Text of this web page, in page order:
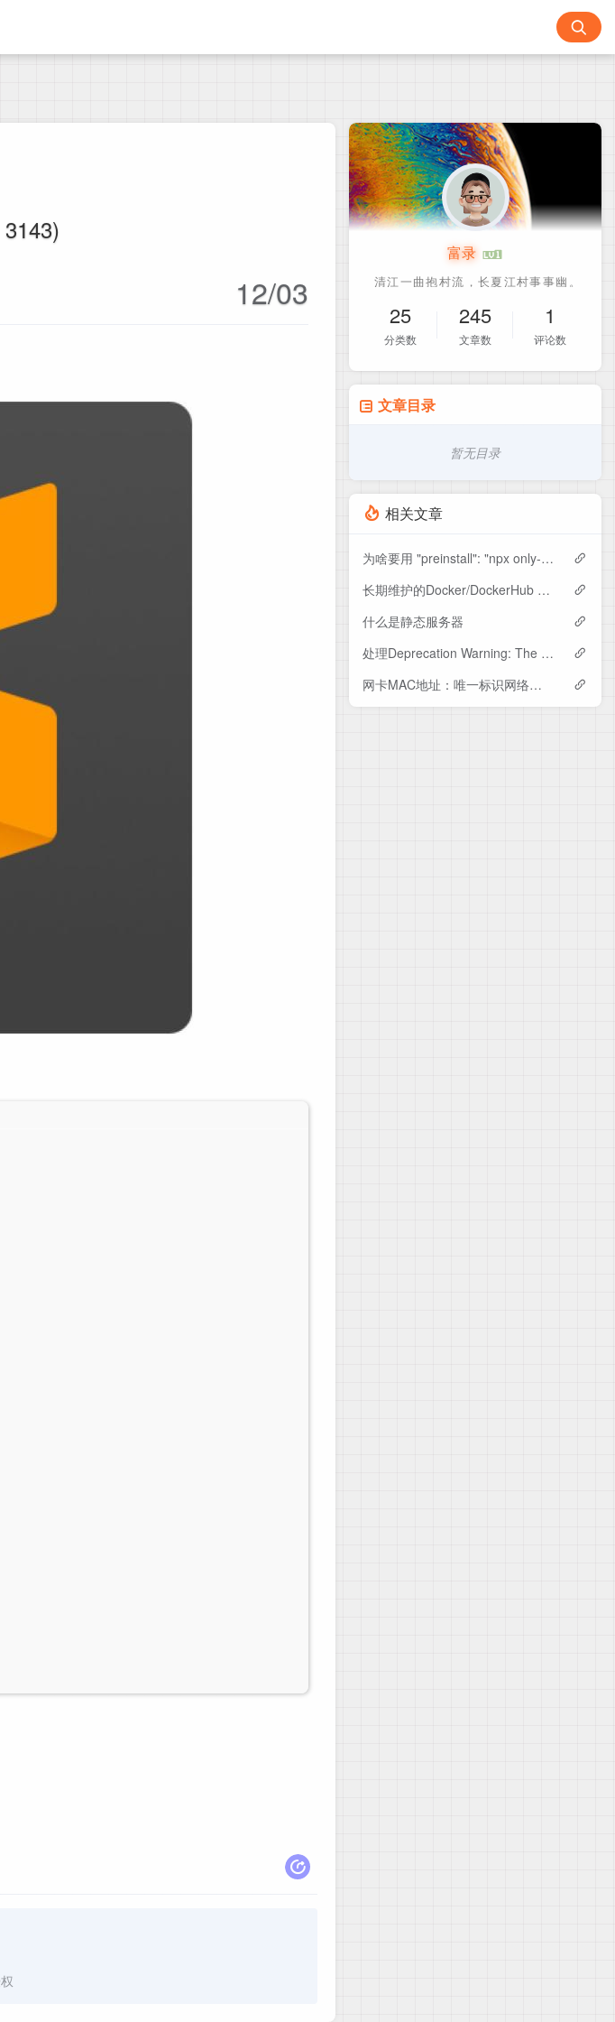
12/03
富录
25
分类数
245
文章数
1
评论数
文章目录
暂无目录
相关文章
为啥要用 "preinstall": "npx only-allow pnpm"？一劳永逸地统一依赖管理工具！
长期维护的Docker/DockerHub 国内镜像源/加速列表（6月12日更新）
什么是静态服务器
处理Deprecation Warning: The legacy JS API is deprecated and will be removed in Dart Sass 2.0.0.警告
网卡MAC地址：唯一标识网络适配器的硬件地址